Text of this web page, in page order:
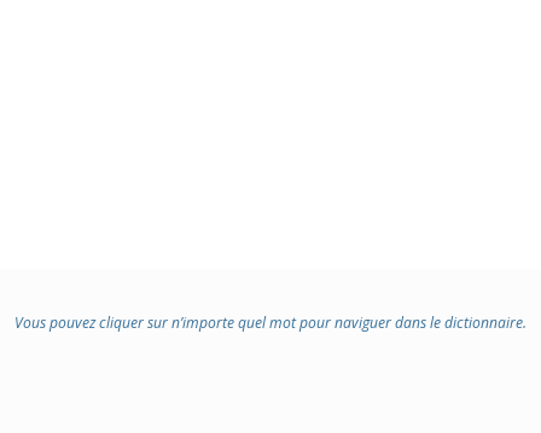
Vous pouvez cliquer sur n’importe quel mot pour naviguer dans le dictionnaire.